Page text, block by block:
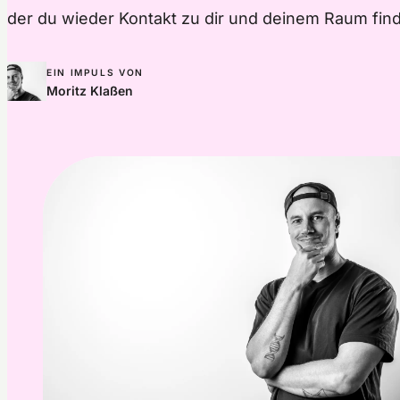
der du wieder Kontakt zu dir und deinem Raum
EIN IMPULS VON
Moritz Klaßen